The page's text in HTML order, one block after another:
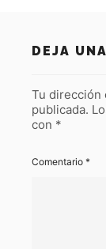
DEJA
Tu dirección
publicada.
con *
Comentario *